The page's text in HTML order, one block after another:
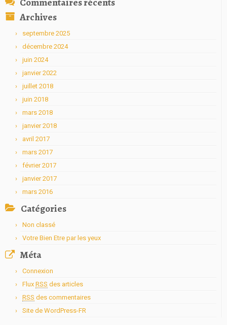
Archives
septembre 2025
décembre 2024
juin 2024
janvier 2022
juillet 2018
juin 2018
mars 2018
janvier 2018
avril 2017
mars 2017
février 2017
janvier 2017
mars 2016
Catégories
Non classé
Votre Bien Etre par les yeux
Méta
Connexion
Flux RSS des articles
RSS des commentaires
Site de WordPress-FR